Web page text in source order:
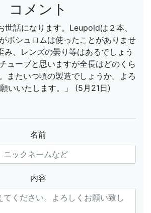
コメント
世話になります。Leupoldは２本、
ボシュロムは使ったことがありませ
み、レンズの曇り等はあるでしょう
ューブと思いますが全長はどのくら
またいつ頃の製造でしょうか。よろ
いいたします。」 (5月21日)
名前
内容